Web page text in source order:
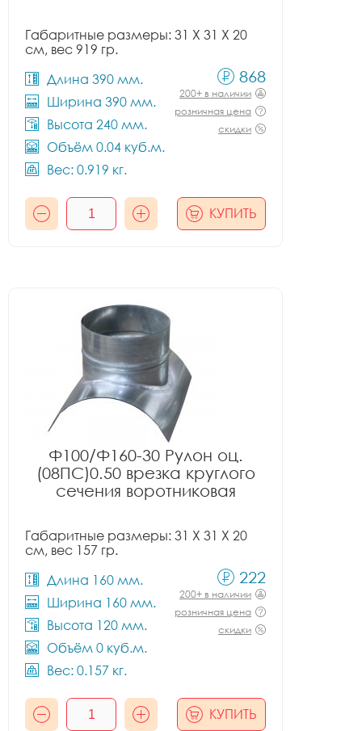
Габаритные размеры: 31 X 31 X 20
см, вес 919 гр.
Длина 390 мм.
Ширина 390 мм.
Высота 240 мм.
Объём 0.04 куб.м.
Вес: 0.919 кг.
868
200+ в наличии
розничная цена
скидки
КУПИТЬ
Ф100/Ф160-30 Рулон оц.
(08ПС)0.50 врезка круглого
сечения воротниковая
Габаритные размеры: 31 X 31 X 20
см, вес 157 гр.
Длина 160 мм.
Ширина 160 мм.
Высота 120 мм.
Объём 0 куб.м.
Вес: 0.157 кг.
222
200+ в наличии
розничная цена
скидки
КУПИТЬ